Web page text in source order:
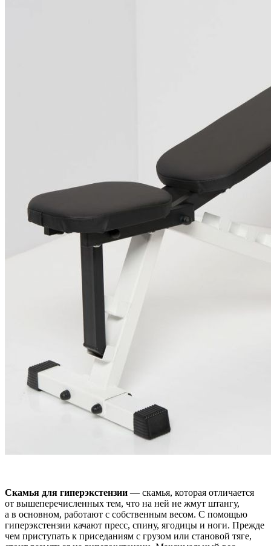
Скамья для гиперэкстензии — скамья, которая отличается
от вышеперечисленных тем, что на ней не жмут штангу,
а в основном, работают с собственным весом. С помощью
гиперэкстензии качают пресс, спину, ягодицы и ноги. Прежде
чем приступать к приседаниям с грузом или становой тяге,